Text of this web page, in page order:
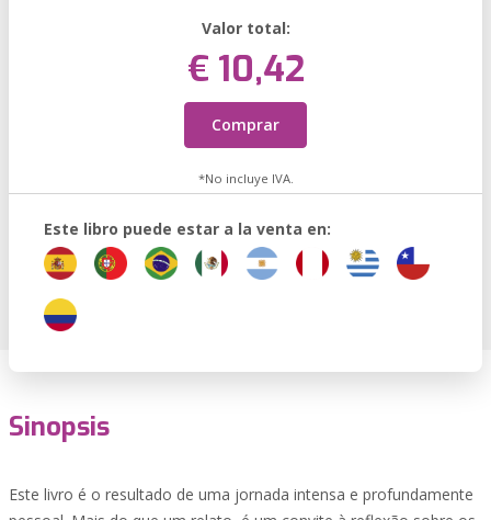
Valor total:
€ 10,42
Comprar
*No incluye IVA.
Este libro puede estar a la venta en:
Sinopsis
Este livro é o resultado de uma jornada intensa e profundamente